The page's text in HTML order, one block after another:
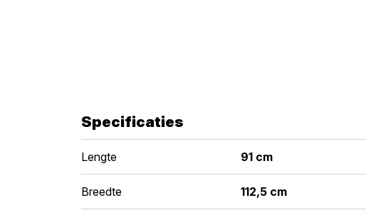
Specificaties
Lengte 91 cm
Breedte 112,5 cm